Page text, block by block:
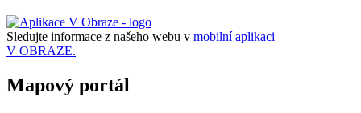
Sledujte informace z našeho webu v mobilní aplikaci –
V OBRAZE.
Mapový portál